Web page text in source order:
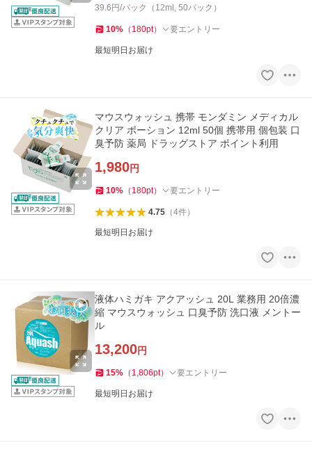
39.6円/パック（12ml, 50パック）
10% （ 180pt） 要エントリー
最短明日お届け
マウスウォッシュ 携帯 モンダミン メディカル
クリア ポーション 12ml 50個 携帯用 個包装 口
臭予防 薬局 ドラッグストア ポイント利用
1,980円
10% （ 180pt） 要エントリー
4.75（4件）
最短明日お届け
液体ハミガキ アクアッシュ 20L 業務用 20倍濃
縮 マウスウォッシュ 口臭予防 洗口液 メントー
ル
13,200円
15% （ 1,806pt） 要エントリー
最短明日お届け